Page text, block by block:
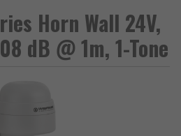
Horn Wall 24V,
dB @ 1m, 1-Tone